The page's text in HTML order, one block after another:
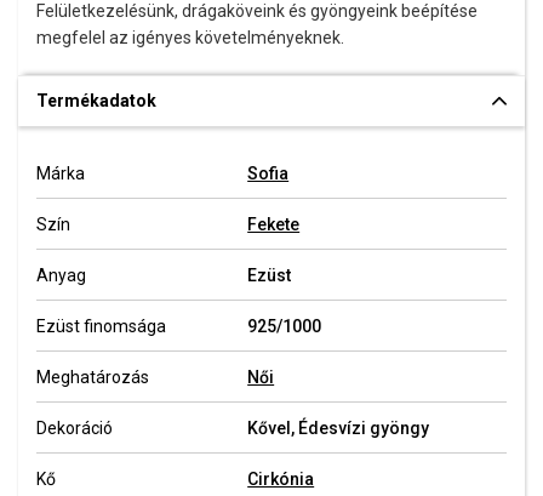
Felületkezelésünk, drágaköveink és gyöngyeink beépítése
megfelel az igényes követelményeknek.
Termékadatok
Márka Sofia
Szín Fekete
Anyag Ezüst
Ezüst finomsága 925/1000
Meghatározás Női
Dekoráció Kővel, Édesvízi gyöngy
Kő Cirkónia